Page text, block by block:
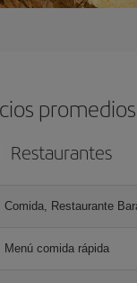
Restaurantes
Comida, Restaurante
Menú comida rápida